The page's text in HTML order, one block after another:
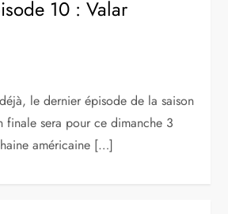
10 : Valar
le dernier épisode de la saison
finale sera pour ce dimanche 3
américaine […]